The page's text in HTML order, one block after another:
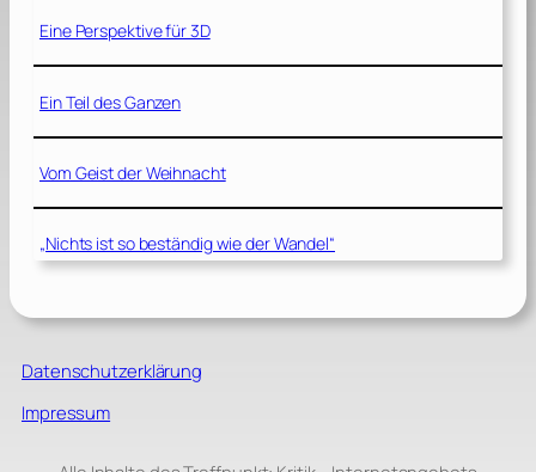
Eine Perspektive für 3D
Ein Teil des Ganzen
Vom Geist der Weihnacht
„Nichts ist so beständig wie der Wandel“
Datenschutzerklärung
Impressum